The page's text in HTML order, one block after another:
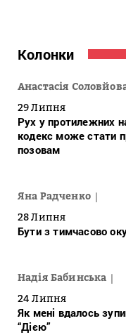
Колонки
Анастасія
29 Липня
Рух у протилежних
кодекс може стати
позовам
Яна Радченко
28 Липня
Бути з тимчасово
Надія Бабинська
24 Липня
Як мені вдалось
“Дією”